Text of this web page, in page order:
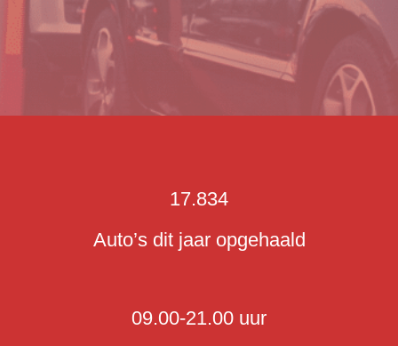
17.834
Auto’s dit jaar opgehaald
09.00-21.00 uur